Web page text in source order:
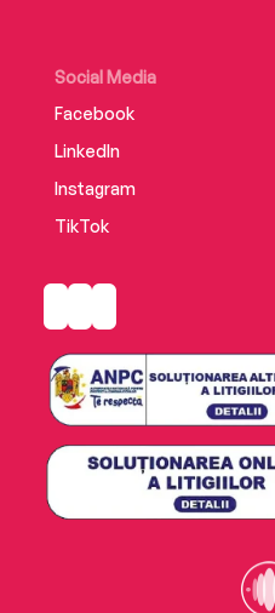
Social Media
Facebook
LinkedIn
Instagram
TikTok